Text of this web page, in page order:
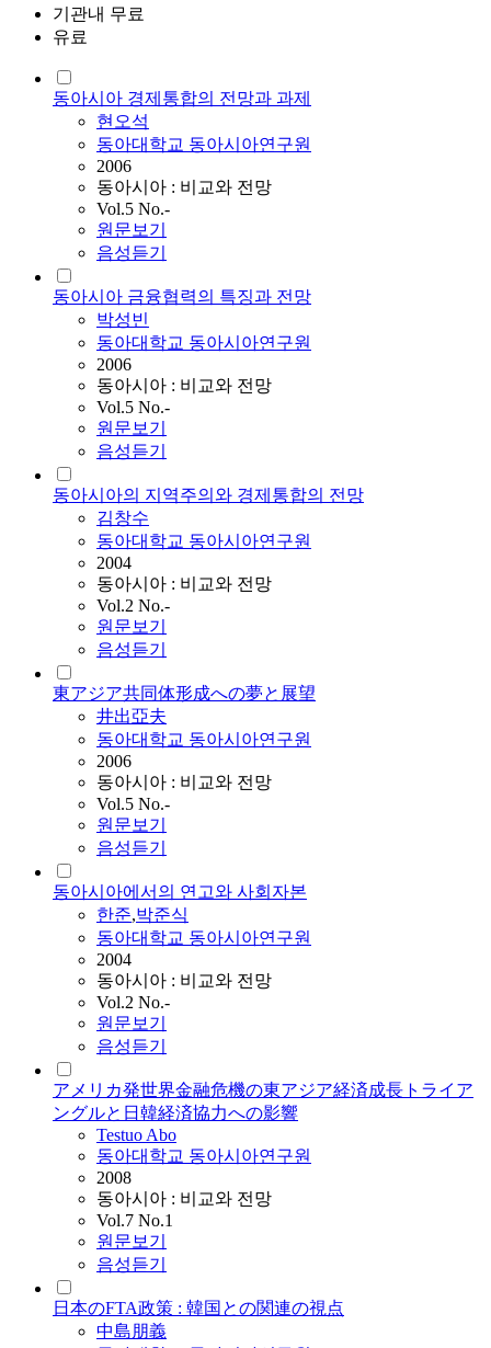
기관내 무료
유료
동아시아 경제통합의 전망과 과제
현오석
동아대학교 동아시아연구원
2006
동아시아 : 비교와 전망
Vol.5 No.-
원문보기
음성듣기
동아시아 금융협력의 특징과 전망
박성빈
동아대학교 동아시아연구원
2006
동아시아 : 비교와 전망
Vol.5 No.-
원문보기
음성듣기
동아시아의 지역주의와 경제통합의 전망
김창수
동아대학교 동아시아연구원
2004
동아시아 : 비교와 전망
Vol.2 No.-
원문보기
음성듣기
東アジア共同体形成への夢と展望
井出亞夫
동아대학교 동아시아연구원
2006
동아시아 : 비교와 전망
Vol.5 No.-
원문보기
음성듣기
동아시아에서의 연고와 사회자본
한준,박준식
동아대학교 동아시아연구원
2004
동아시아 : 비교와 전망
Vol.2 No.-
원문보기
음성듣기
アメリカ発世界金融危機の東アジア経済成長トライア
ングルと日韓経済協力への影響
Testuo Abo
동아대학교 동아시아연구원
2008
동아시아 : 비교와 전망
Vol.7 No.1
원문보기
음성듣기
日本のFTA政策 : 韓国との関連の視点
中島朋義